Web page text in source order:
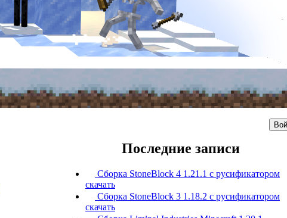
Последние записи
Сборка StoneBlock 4 1.21.1 с русификатором
скачать
Сборка StoneBlock 3 1.18.2 с русификатором
скачать